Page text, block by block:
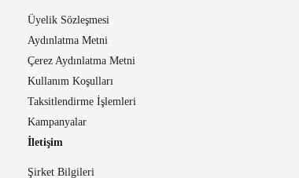
Üyelik Sözleşmesi
Aydınlatma Metni
Çerez Aydınlatma Metni
Kullanım Koşulları
Taksitlendirme İşlemleri
Kampanyalar
İletişim
Şirket Bilgileri